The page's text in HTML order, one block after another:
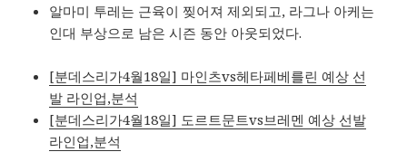
알마미 투레는 근육이 찢어져 제외되고, 라그나 아케는
인대 부상으로 남은 시즌 동안 아웃되었다.
[분데스리가4월18일] 마인츠vs헤타페베를린 예상 선
발 라인업,분석
[분데스리가4월18일] 도르트문트vs브레멘 예상 선발
라인업,분석